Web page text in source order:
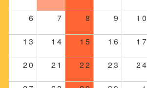
6 7 8 9 10
13 14 15 16 17
20 21 22 23 24